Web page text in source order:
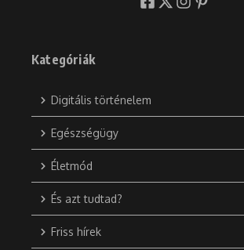
Kategóriák
Digitális történelem
Egészségügy
Életmód
És azt tudtad?
Friss hírek